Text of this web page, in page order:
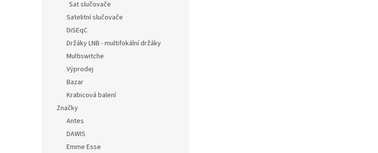
Sat slučovače
Satelitní slučovače
DiSEqC
Držáky LNB - multifokální držáky
Multiswitche
Výprodej
Bazar
Krabicová balení
Značky
Antes
DAWIS
Emme Esse